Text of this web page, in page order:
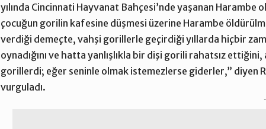
yılında Cincinnati Hayvanat Bahçesi’nde yaşanan
çocuğun gorilin kafesine düşmesi üzerine Harambe
verdiği demeçte, vahşi gorillerle geçirdiği yıllarda hiçbir
oynadığını ve hatta yanlışlıkla bir dişi gorili rahatsız
gorillerdi; eğer seninle olmak istemezlerse giderler,” diyen
vurguladı.